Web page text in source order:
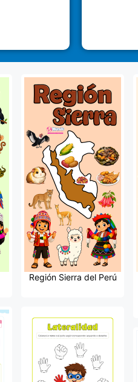
Región Sierra del Perú